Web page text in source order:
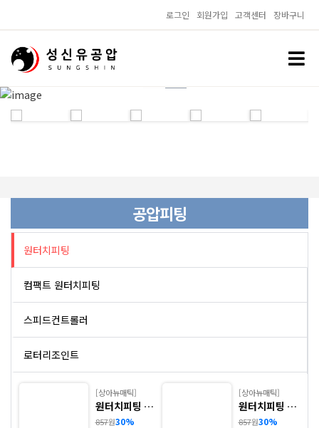
로그인 회원가입 고객센터 장바구니
공압피팅
원터치피팅
컴팩트 원터치피팅
스피드컨트롤러
로터리조인트
[상아뉴매틱]
원터치피팅 -
1. GPC
857원30%
[상아뉴매틱]
원터치피팅 -
2. GMPC
857원30%